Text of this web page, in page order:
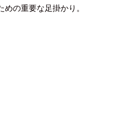
めの重要な足掛かり。